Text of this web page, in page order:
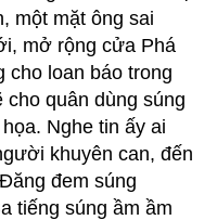
một mặt ông sai
mở rộng cửa Phá
cho loan báo trong
cho quân dùng súng
Nghe tin ấy ai
khuyên can, đến
đem súng
tiếng súng ầm ầm